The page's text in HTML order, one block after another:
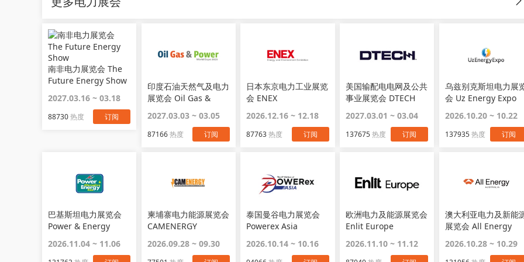
南非电力展览会 The
Future Energy Show
2027.03.16 ~ 03.18
88730热度 订阅
印度石油天然气及电力
展览会 Oil Gas &
2027.03.03 ~ 03.05
87166热度 订阅
日本东京电力工业展览
会 ENEX
2026.12.16 ~ 12.18
87763热度 订阅
美国输配电电网及公共
事业展览会 DTECH
2027.03.01 ~ 03.04
137675热度 订阅
乌兹别克斯坦电力展
会 Uz Energy Expo
2026.10.20 ~ 10.22
137935热度 订阅
巴基斯坦电力展览会
Power & Energy
2026.11.04 ~ 11.06
柬埔寨电力能源展览会
CAMENERGY
2026.09.28 ~ 09.30
泰国曼谷电力展览会
Powerex Asia
2026.10.14 ~ 10.16
欧洲电力及能源展览会
Enlit Europe
2026.11.10 ~ 11.12
澳大利亚电力及新能
展览会 All Energy
2026.10.28 ~ 10.29